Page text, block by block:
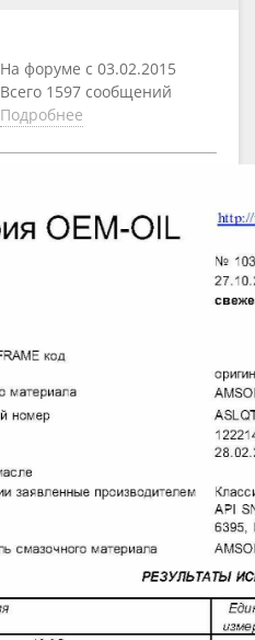
На форуме с 03.02.2015
Всего 1597 сообщений
Подробнее